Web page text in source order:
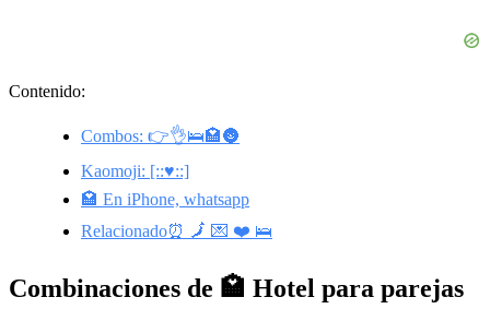
Contenido:
Combos: 👉👌🛌🏩🌚
Kaomoji: [::♥::]
🏩 En iPhone, whatsapp
Relacionado⏰ 🗾 💌 ❤️ 🛌
Combinaciones de 🏩 Hotel para parejas